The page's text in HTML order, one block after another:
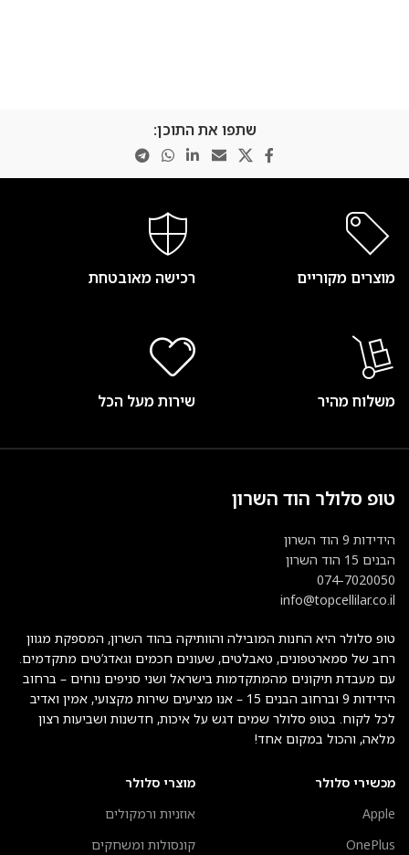
שתפו את התוכן:
מוצרים מקוריים רכישה מאובטחת
משלוח מהיר שירות מעל הכל
טופ סלולר הוד השרון
הידידות 9 הוד השרון
הבנים 15 הוד השרון
074-7020050
info@topcellilar.co.il
טופ סלולר היא החנות המובילה והוותיקה בהוד השרון, המספקת מגוון
רחב של סמארטפונים, טאבלטים, שעונים חכמים וגאדג’טים מתקדמים.
עם מעבדת תיקונים מהמתקדמות בישראל ושני סניפים נוחים – ברחוב
הידידות 9 וברחוב הבנים 15 – אנו מציעים שירות מקצועי, אמין ואדיב
לכל לקוח. בטופ סלולר שמים דגש על איכות, חדשנות ושביעות רצון
מלאה, והכול במקום אחד!
מכשירי סלולר
Apple
OnePlus
מוצרי סלולר
אוזניות ורמקולים
קונסולות ומשחקים